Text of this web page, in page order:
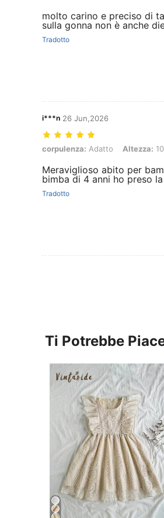
molto carino e preciso di
sulla gonna non è anche
Tradotto
i***n 26 Jun,2026
corpulenza: Adatto, Altezza: 105 cm
corpulenza: Adatto Altezza:
Meraviglioso abito per
bimba di 4 anni ho preso
Tradotto
Ti Potrebbe